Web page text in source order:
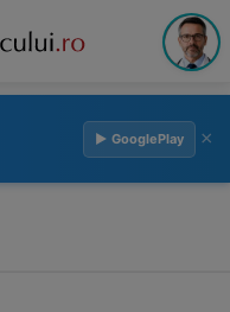
▶ GooglePlay ×